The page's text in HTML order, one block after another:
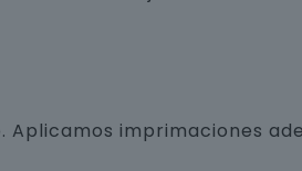
imprimaciones